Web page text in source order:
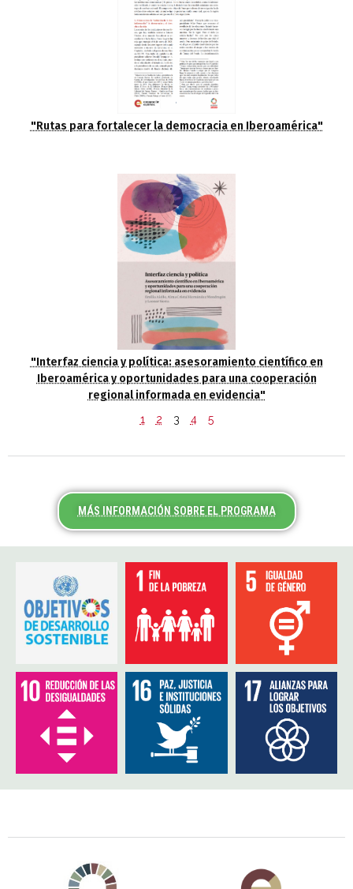
"Rutas para fortalecer la democracia en Iberoamérica"
"Interfaz ciencia y política: asesoramiento científico en
Iberoamérica y oportunidades para una cooperación
regional informada en evidencia"
1 2 3 4 5
MÁS INFORMACIÓN SOBRE EL PROGRAMA